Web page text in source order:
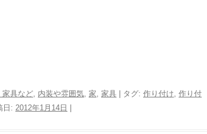
家具など, 内装や雰囲気, 家, 家具 | タグ: 作り付け, 作り付
日: 2012年1月14日